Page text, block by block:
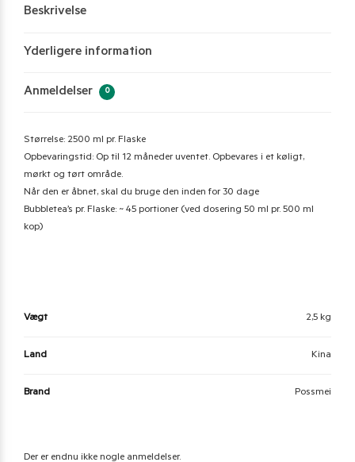
Beskrivelse
Yderligere information
Anmeldelser 0
Størrelse: 2500 ml pr. Flaske
Opbevaringstid: Op til 12 måneder uventet. Opbevares i et køligt,
mørkt og tørt område.
Når den er åbnet, skal du bruge den inden for 30 dage
Bubbletea’s pr. Flaske: ~ 45 portioner (ved dosering 50 ml pr. 500 ml
kop)
Vægt 2,5 kg
Land Kina
Brand Possmei
Der er endnu ikke nogle anmeldelser.